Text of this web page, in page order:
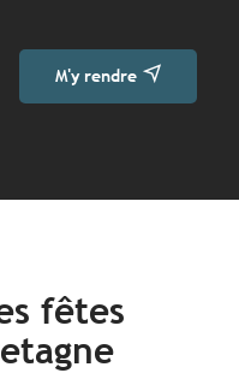
M'y rendre
fêtes